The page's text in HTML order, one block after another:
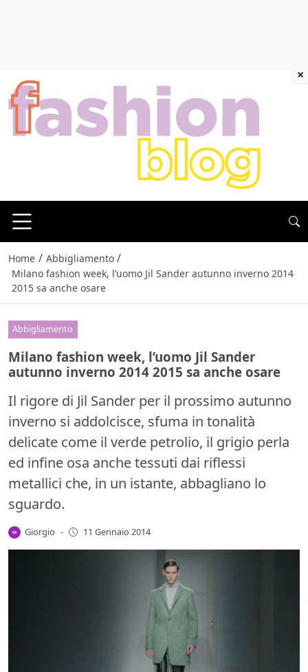
Home / Abbigliamento /
Milano fashion week, l’uomo Jil Sander autunno inverno 2014
2015 sa anche osare
Abbigliamento
Milano fashion week, l’uomo Jil Sander
autunno inverno 2014 2015 sa anche osare
Il rigore di Jil Sander per il prossimo autunno
inverno si addolcisce, sfuma in tonalità
delicate come il verde petrolio, il grigio perla
ed infine osa anche tessuti dai riflessi
metallici che, in un istante, abbagliano lo
sguardo.
Giorgio - 11 Gennaio 2014
×